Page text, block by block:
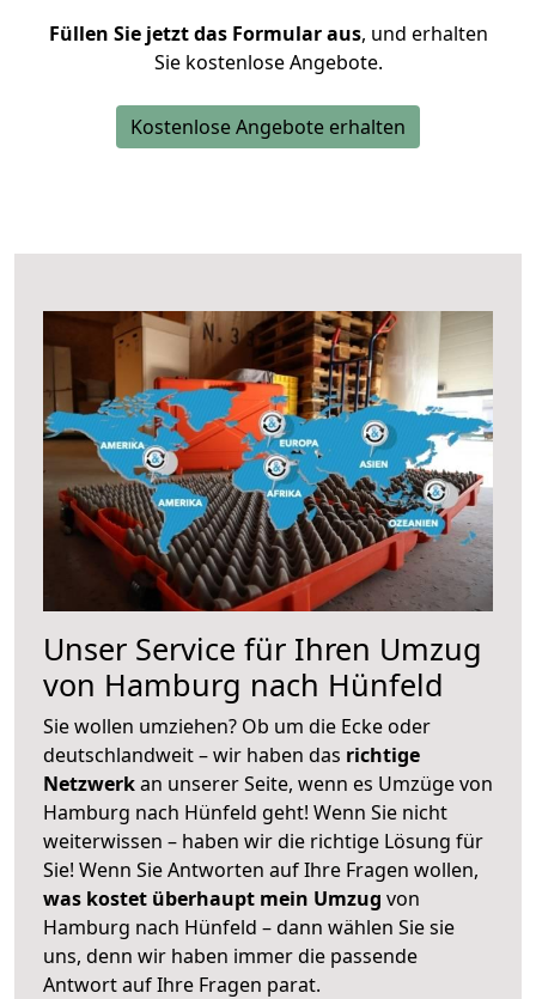
Füllen Sie jetzt das Formular aus, und erhalten
Sie kostenlose Angebote.
Kostenlose Angebote erhalten
Unser Service für Ihren Umzug
von Hamburg nach Hünfeld
Sie wollen umziehen? Ob um die Ecke oder
deutschlandweit – wir haben das richtige
Netzwerkan unserer Seite, wenn es Umzüge von
Hamburg nach Hünfeld geht! Wenn Sie nicht
weiterwissen – haben wir die richtige Lösung für
Sie! Wenn Sie Antworten auf Ihre Fragen wollen,
was kostet überhaupt mein Umzug von
Hamburg nach Hünfeld – dann wählen Sie sie
uns, denn wir haben immer die passende
Antwort auf Ihre Fragen parat.